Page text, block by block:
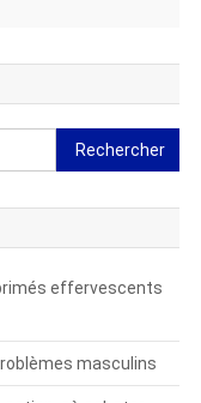
Rechercher :
effervescents
masculins